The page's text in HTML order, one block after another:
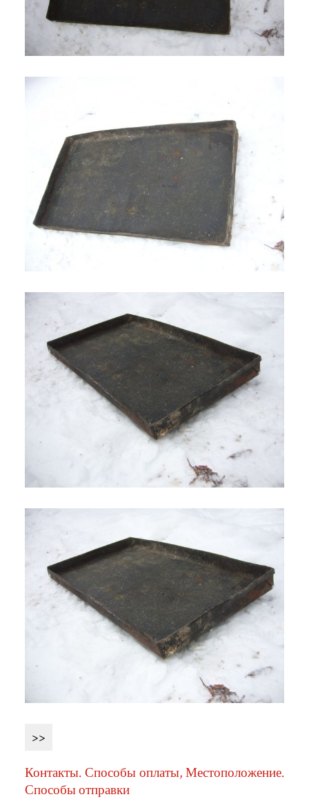
>>
Контакты. Способы оплаты, Местоположение.
Способы отправки